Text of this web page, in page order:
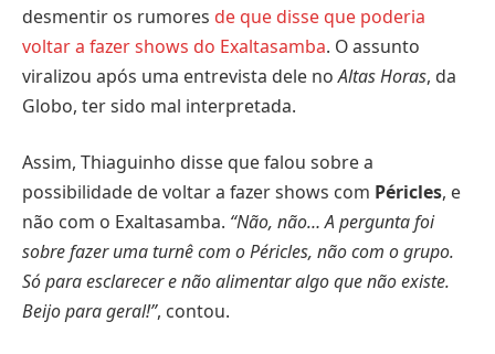
desmentir os rumores de que disse que poderia
voltar a fazer shows do Exaltasamba. O assunto
viralizou após uma entrevista dele noAltas Horas, da
Globo, ter sido mal interpretada.
Assim, Thiaguinho disse que falou sobre a
possibilidade de voltar a fazer shows com Péricles, e
não com o Exaltasamba. “Não, não… A pergunta foi
sobre fazer uma turnê com o Péricles, não com o grupo.
Só para esclarecer e não alimentar algo que não existe.
Beijo para geral!”, contou.